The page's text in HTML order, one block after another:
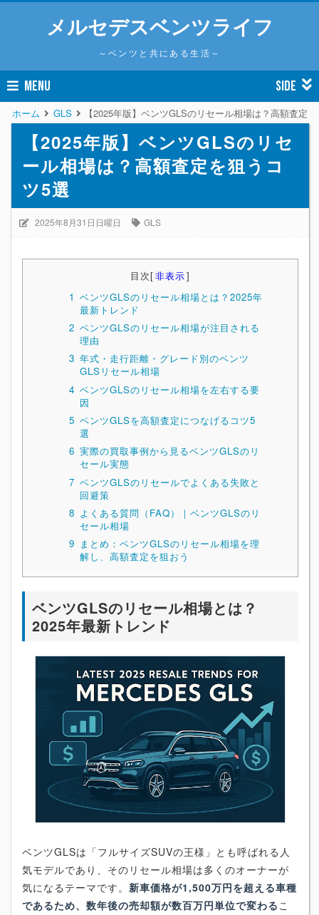
メルセデスベンツライフ
～ベンツと共にある生活～
MENU SIDE
ホーム GLS 【2025年版】ベンツGLSのリセール相場は？高額査定
【2025年版】ベンツGLSのリセ
ール相場は？高額査定を狙うコ
ツ5選
2025年8月31日日曜日 GLS
目次[非表示]
1 ベンツGLSのリセール相場とは？2025年
最新トレンド
2 ベンツGLSのリセール相場が注目される
理由
3 年式・走行距離・グレード別のベンツ
GLSリセール相場
4 ベンツGLSのリセール相場を左右する要
因
5 ベンツGLSを高額査定につなげるコツ5
選
6 実際の買取事例から見るベンツGLSのリ
セール実態
7 ベンツGLSのリセールでよくある失敗と
回避策
8 よくある質問（FAQ）｜ベンツGLSのリ
セール相場
9 まとめ：ベンツGLSのリセール相場を理
解し、高額査定を狙おう
ベンツGLSのリセール相場とは？
2025年最新トレンド
ベンツGLSは「フルサイズSUVの王様」とも呼ばれる人
気モデルであり、そのリセール相場は多くのオーナーが
気になるテーマです。 新車価格が1,500万円を超える車種
であるため、数年後の売却額が数百万円単位で変わるこ